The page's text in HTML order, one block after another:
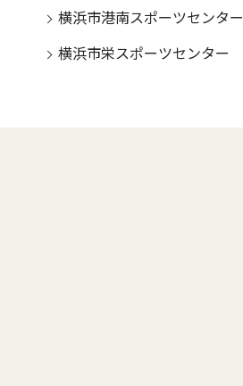
横浜市港南スポーツセンター
横浜市栄スポーツセンター